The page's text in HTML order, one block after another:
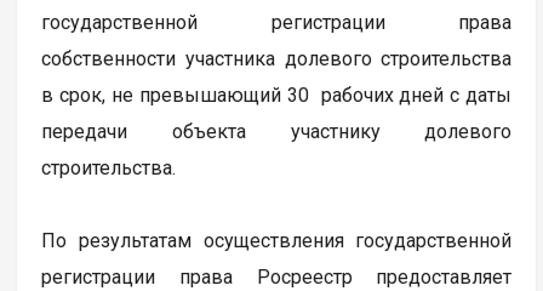
государственной регистрации права
собственности участника долевого строительства
в срок, не превышающий 30 рабочих дней с даты
передачи объекта участнику долевого
строительства.
По результатам осуществления государственной
регистрации права Росреестр предоставляет